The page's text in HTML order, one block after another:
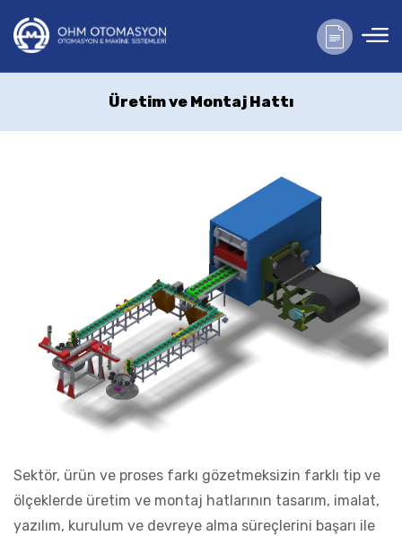
Üretim ve Montaj Hattı
Sektör, ürün ve proses farkı gözetmeksizin farklı tip ve
ölçeklerde üretim ve montaj hatlarının tasarım, imalat,
yazılım, kurulum ve devreye alma süreçlerini başarı ile